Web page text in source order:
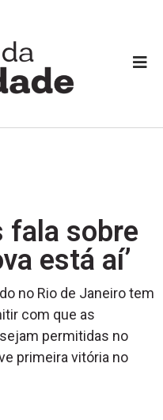
fala sobre
está aí’
no Rio de Janeiro tem
com que as
permitidas no
primeira vitória no